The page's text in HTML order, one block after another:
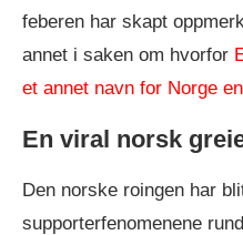
feberen har skapt
annet i saken om hvorfor
et annet navn for Norge
En viral norsk
Den norske roingen har
supporterfenomenene